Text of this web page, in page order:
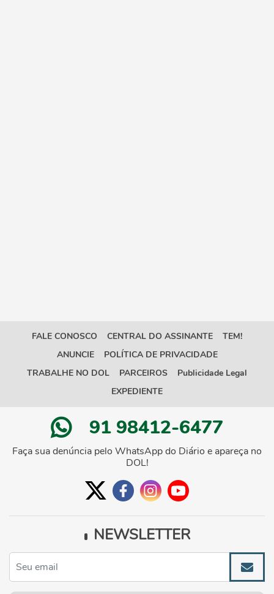
FALE CONOSCO CENTRAL DO ASSINANTE
TEM!
ANUNCIE
POLÍTICA DE PRIVACIDADE
TRABALHE NO DOL
PARCEIROS
Publicidade Legal
EXPEDIENTE
91 98412-6477
Faça sua denúncia pelo WhatsApp do Diário e apareça no
DOL!
NEWSLETTER